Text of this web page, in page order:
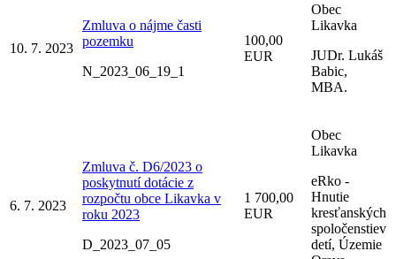
10. 7. 2023
Zmluva o nájme časti
pozemku
N_2023_06_19_1
100,00
EUR
Obec
Likavka
JUDr. Lukáš
Babic,
MBA.
6. 7. 2023
Zmluva č. D6/2023 o
poskytnutí dotácie z
rozpočtu obce Likavka v
roku 2023
D_2023_07_05
1 700,00
EUR
Obec
Likavka
eRko -
Hnutie
kresťanských
spoločenstiev
detí, Územie